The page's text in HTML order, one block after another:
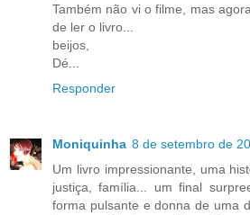
Também não vi o filme, mas
de ler o livro...
beijos,
Dé...
Responder
Moniquinha 8 de setembro de
Um livro impressionante, uma
justiça, família... um final
forma pulsante e donna de uma